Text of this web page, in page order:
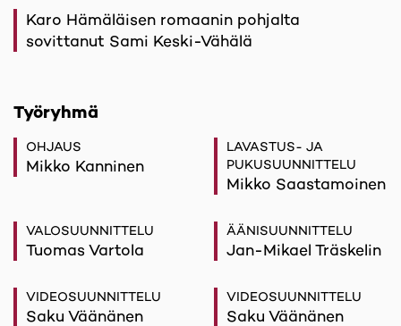
Karo Hämäläisen romaanin pohjalta
sovittanut Sami Keski-Vähälä
Työryhmä
OHJAUS
Mikko Kanninen
LAVASTUS- JA
PUKUSUUNNITTELU
Mikko Saastamoinen
VALOSUUNNITTELU
Tuomas Vartola
ÄÄNISUUNNITTELU
Jan-Mikael Träskelin
VIDEOSUUNNITTELU
Saku Väänänen
VIDEOSUUNNITTELU
Saku Väänänen